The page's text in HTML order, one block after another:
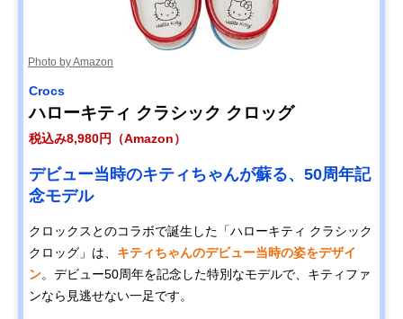
Photo by Amazon
Crocs
ハローキティ クラシック クロッグ
税込み8,980円（Amazon）
デビュー当時のキティちゃんが蘇る、50周年記
念モデル
クロックスとのコラボで誕生した「ハローキティ クラシック
クロッグ」は、 キティちゃんのデビュー当時の姿をデザイ
ン。デビュー50周年を記念した特別なモデルで、キティファ
ンなら見逃せない一足です。